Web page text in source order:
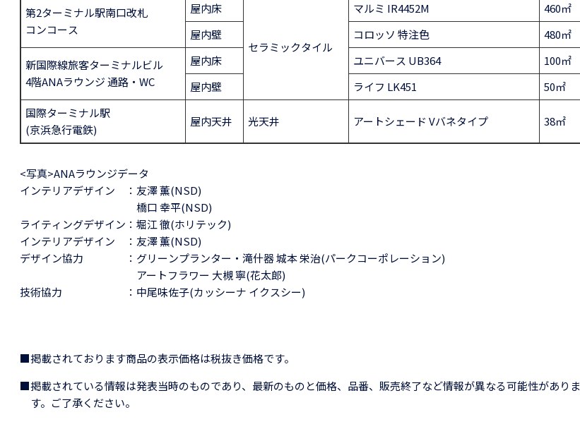
第2ターミナル駅南口改札
コンコース
屋内床
セラミックタイル
マルミ IR4452M
460㎡
屋内壁
コロッソ 特注色 480㎡
新国際線旅客ターミナルビル
4階ANAラウンジ 通路・WC
屋内床 ユニバース UB364
100㎡
屋内壁
ライフ LK451
50㎡
国際ターミナル駅
(京浜急行電鉄)
屋内天井 光天井 アートシェード Vバネタイプ 38㎡
<写真>ANAラウンジデータ
インテリアデザイン
： 友澤 薫(NSD)
橋口 幸平(NSD)
ライティングデザイン ： 堀江 徹(ホリテック)
インテリアデザイン
： 友澤 薫(NSD)
デザイン協力
： グリーンプランター・滝什器 城本 栄治(パークコーポレーション)
アートフラワー 大槻 寧(花太郎)
技術協力
： 中尾味佐子(カッシーナ イクスシー)
■掲載されております商品の表示価格は税抜き価格です。
■掲載されている情報は発表当時のものであり、最新のものと価格、品番、販売終了など情報が異なる可能性がありま
す。ご了承ください。